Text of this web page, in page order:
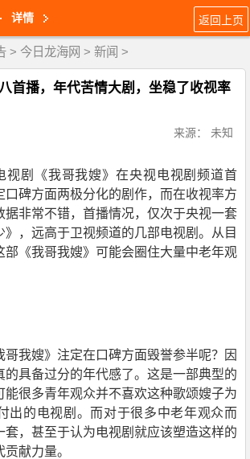
详情 返回上页
> 今日龙海网 > 新闻 >
首播，年代苦情大剧，坐稳了收视率
来源： 未知
视剧《我哥我嫂》在央视电视剧频道首
口碑方面两极分化的剧作，而在收视率方
据非常不错，首播情况，仅次于央视一套
》，远高于卫视频道的几部电视剧。从目
部《我哥我嫂》可能会圈住大量中老年观
哥我嫂》注定在口碑方面毁誉参半呢？因
的具备过分的年代感了。这是一部典型的
能很多青年观众并不喜欢这种歌颂嫂子为
出的电视剧。而对于很多中老年观众而
套，甚至于认为电视剧就应该塑造这样的
献力量。